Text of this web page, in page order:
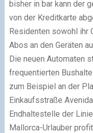
bisher in bar kann der
von der Kreditkarte
Residenten sowohl ihr
Abos an den Geräten
Die neuen Automaten
frequentierten
zum Beispiel an der
Einkaufsstraße
Endhaltestelle der Linie
Mallorca-Urlauber